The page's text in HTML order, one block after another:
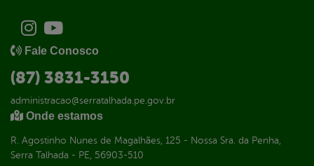
Fale Conosco
(87) 3831-3150
administracao@serratalhada.pe.gov.br
Onde estamos
R. Agostinho Nunes de Magalhães, 125 - Nossa Sra. da Penha,
Serra Talhada - PE, 56903-510